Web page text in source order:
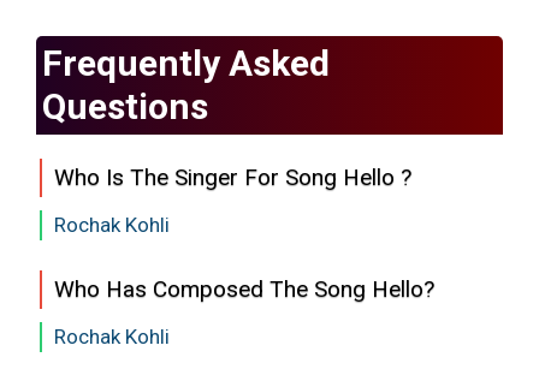
Frequently Asked
Questions
Who Is The Singer For Song Hello ?
Rochak Kohli
Who Has Composed The Song Hello?
Rochak Kohli